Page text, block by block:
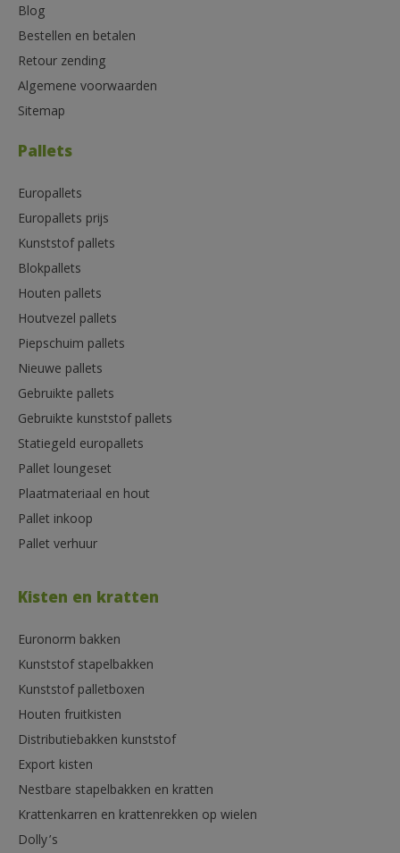
Blog
Bestellen en betalen
Retour zending
Algemene voorwaarden
Sitemap
Pallets
Europallets
Europallets prijs
Kunststof pallets
Blokpallets
Houten pallets
Houtvezel pallets
Piepschuim pallets
Nieuwe pallets
Gebruikte pallets
Gebruikte kunststof pallets
Statiegeld europallets
Pallet loungeset
Plaatmateriaal en hout
Pallet inkoop
Pallet verhuur
Kisten en kratten
Euronorm bakken
Kunststof stapelbakken
Kunststof palletboxen
Houten fruitkisten
Distributiebakken kunststof
Export kisten
Nestbare stapelbakken en kratten
Krattenkarren en krattenrekken op wielen
Dolly’s